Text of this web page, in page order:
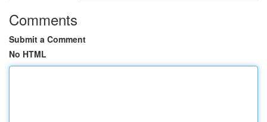
Comments
Submit a Comment
No HTML